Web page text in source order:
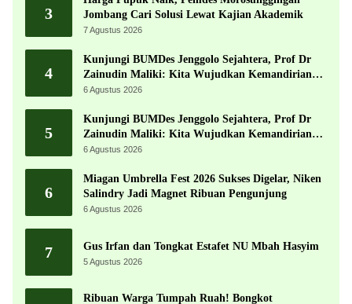
3
Jombang Cari Solusi Lewat Kajian Akademik
7 Agustus 2026
4
Kunjungi BUMDes Jenggolo Sejahtera, Prof Dr
Zainudin Maliki: Kita Wujudkan Kemandirian
Ekonomi dengan Potensi Desa
6 Agustus 2026
5
Kunjungi BUMDes Jenggolo Sejahtera, Prof Dr
Zainudin Maliki: Kita Wujudkan Kemandirian
Ekonomi dengan Potensi Desa
6 Agustus 2026
6
Miagan Umbrella Fest 2026 Sukses Digelar, Niken
Salindry Jadi Magnet Ribuan Pengunjung
6 Agustus 2026
7 Gus Irfan dan Tongkat Estafet NU Mbah Hasyim
5 Agustus 2026
Ribuan Warga Tumpah Ruah! Bongkot